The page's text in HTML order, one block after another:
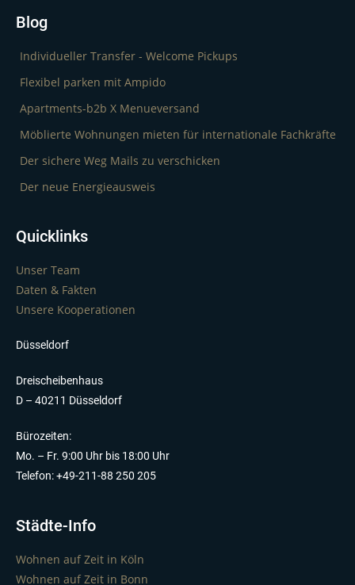
Blog
Individueller Transfer - Welcome Pickups
Flexibel parken mit Ampido
Apartments-b2b X Menueversand
Möblierte Wohnungen mieten für internationale Fachkräfte
Der sichere Weg Mails zu verschicken
Der neue Energieausweis
Quicklinks
Unser Team
Daten & Fakten
Unsere Kooperationen
Düsseldorf
Dreischeibenhaus
D – 40211 Düsseldorf
Bürozeiten:
Mo. – Fr. 9:00 Uhr bis 18:00 Uhr
Telefon: +49-211-88 250 205
Städte-Info
Wohnen auf Zeit in Köln
Wohnen auf Zeit in Bonn